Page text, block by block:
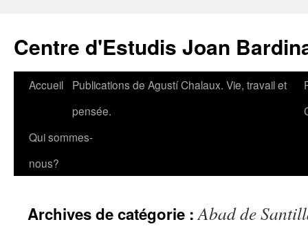
contenu
Centre d'Estudis Joan
Accueil
Publications de Agustí Chalaux. Vie, travail et
pensée.
Qui sommes-
nous?
Archives de catégorie :Abad de